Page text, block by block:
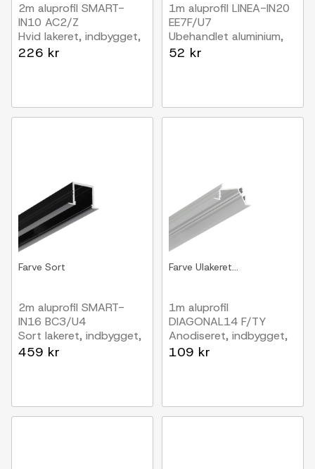
2m aluprofil SMART-
IN10 AC2/Z
Hvid lakeret, indbygget,
LED skinne
226 kr
1m aluprofil LINEA-IN20
EE7F/U7
Ubehandlet aluminium,
indbygget, LED skinne
52 kr
Farve Sort
2m aluprofil SMART-
IN16 BC3/U4
Sort lakeret, indbygget,
LED skinne
459 kr
Farve Ulakeret...
1m aluprofil
DIAGONAL14 F/TY
Anodiseret, indbygget,
LED skinne
109 kr